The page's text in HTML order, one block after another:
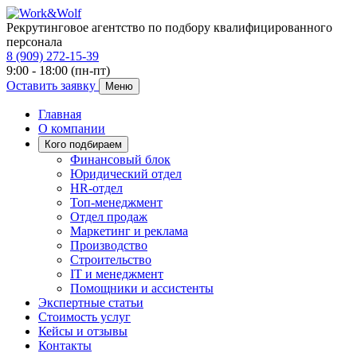
Рекрутинговое агентство по подбору квалифицированного
персонала
8 (909) 272-15-39
9:00 - 18:00 (пн-пт)
Оставить заявку
Меню
Главная
О компании
Кого подбираем
Финансовый блок
Юридический отдел
HR-отдел
Топ-менеджмент
Отдел продаж
Маркетинг и реклама
Производство
Строительство
IT и менеджмент
Помощники и ассистенты
Экспертные статьи
Стоимость услуг
Кейсы и отзывы
Контакты